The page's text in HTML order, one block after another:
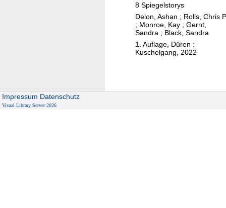
e
l
u
n
g
8 Spiegelstorys
Delon, Ashan ; Rolls, Chris
; Monroe, Kay ; Gernt,
Sandra ; Black, Sandra
1. Auflage, Düren :
Kuschelgang, 2022
Impressum Datenschutz
Visual Library Server 2026